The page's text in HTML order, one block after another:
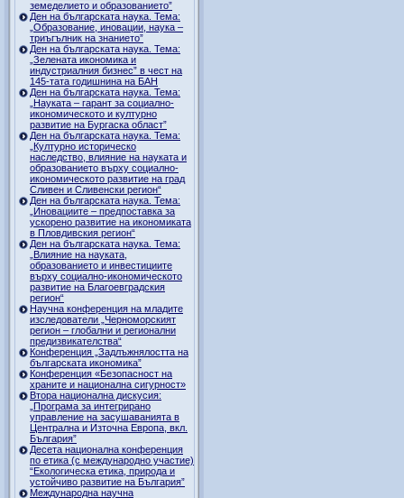
земеделието и образованието”
Ден на българската наука. Тема:
„Образование, иновации, наука –
триъгълник на знанието”
Ден на българската наука. Тема:
„Зелената икономика и
индустриалния бизнес” в чест на
145-тата годишнина на БАН
Ден на българската наука. Тема:
„Науката – гарант за социално-
икономическото и културно
развитие на Бургаска област”
Ден на българската наука. Тема:
„Културно историческо
наследство, влияние на науката и
образованието върху социално-
икономическото развитие на град
Сливен и Сливенски регион“
Ден на българската наука. Тема:
„Иновациите – предпоставка за
ускорено развитие на икономиката
в Пловдивския регион“
Ден на българската наука. Тема:
„Влияние на науката,
образованието и инвестициите
върху социално-икономическото
развитие на Благоевградския
регион“
Научна конференция на младите
изследователи „Черноморският
регион – глобални и регионални
предизвикателства“
Конференция „Задлъжнялостта на
българската икономика”
Конференция «Безопасност на
храните и национална сигурност»
Втора национална дискусия:
„Програма за интегрирано
управление на засушаванията в
Централна и Източна Европа, вкл.
България”
Десета национална конференция
по етика (с международно участие)
“Екологическа етика, природа и
устойчиво развитие на България”
Международна научна